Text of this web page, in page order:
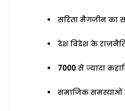
सरिता मैगजीन का
देश विदेश के
7000 से ज्यादा
समाजिक समस्याओं